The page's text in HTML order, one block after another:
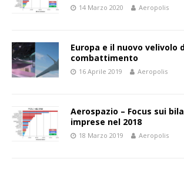
14 Marzo 2020 Aeropolis
Europa e il nuovo velivolo
combattimento
16 Aprile 2019 Aeropolis
Aerospazio – Focus sui
imprese nel 2018
18 Marzo 2019 Aeropolis